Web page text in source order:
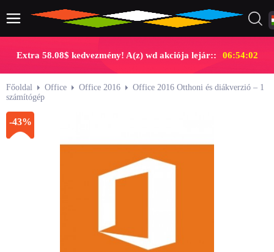
Extra 58.08$ kedvezmény! A(z) wd akciója lejár:: 06:54:02
Főoldal Office Office 2016
Office 2016 Otthoni és diákverzió – 1
számítógép
-43%